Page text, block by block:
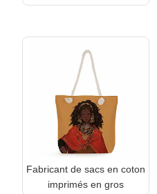
Fabricant de sacs en coton
imprimés en gros